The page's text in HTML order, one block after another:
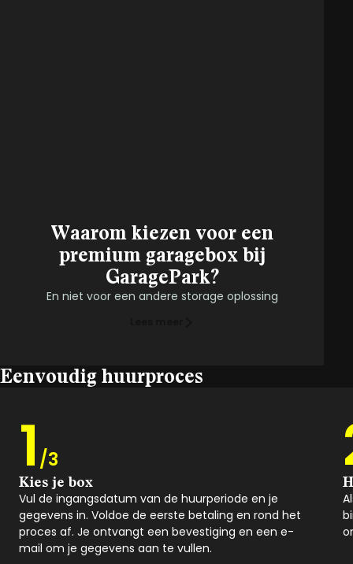
Waarom kiezen voor een
premium garagebox bij
GaragePark?
En niet voor een andere storage oplossing
Eenvoudig huurproces
1 /3
Kies je box
Vul de ingangsdatum van de huurperiode en je
gegevens in. Voldoe de eerste betaling en rond het
proces af. Je ontvangt een bevestiging en een e-
mail om je gegevens aan te vullen.